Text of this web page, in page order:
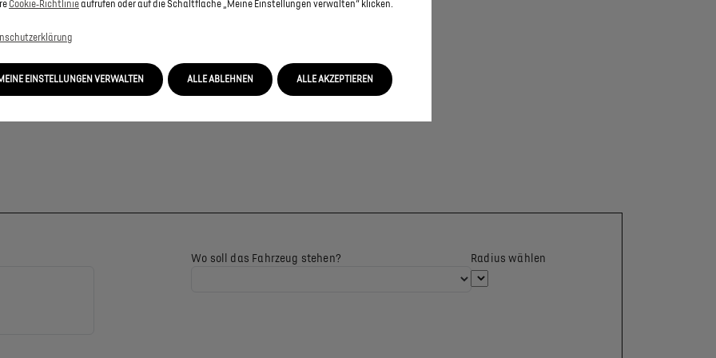
Wo soll das Fahrzeug stehen? Radius wählen
Cookie‑Richtlinieaufrufen oder auf die Schaltfläche „Meine Einstellungen verwalten“ klicken.
MEINE EINSTELLUNGEN VERWALTEN ALLE AKZEPTIEREN
ALLE ABLEHNEN